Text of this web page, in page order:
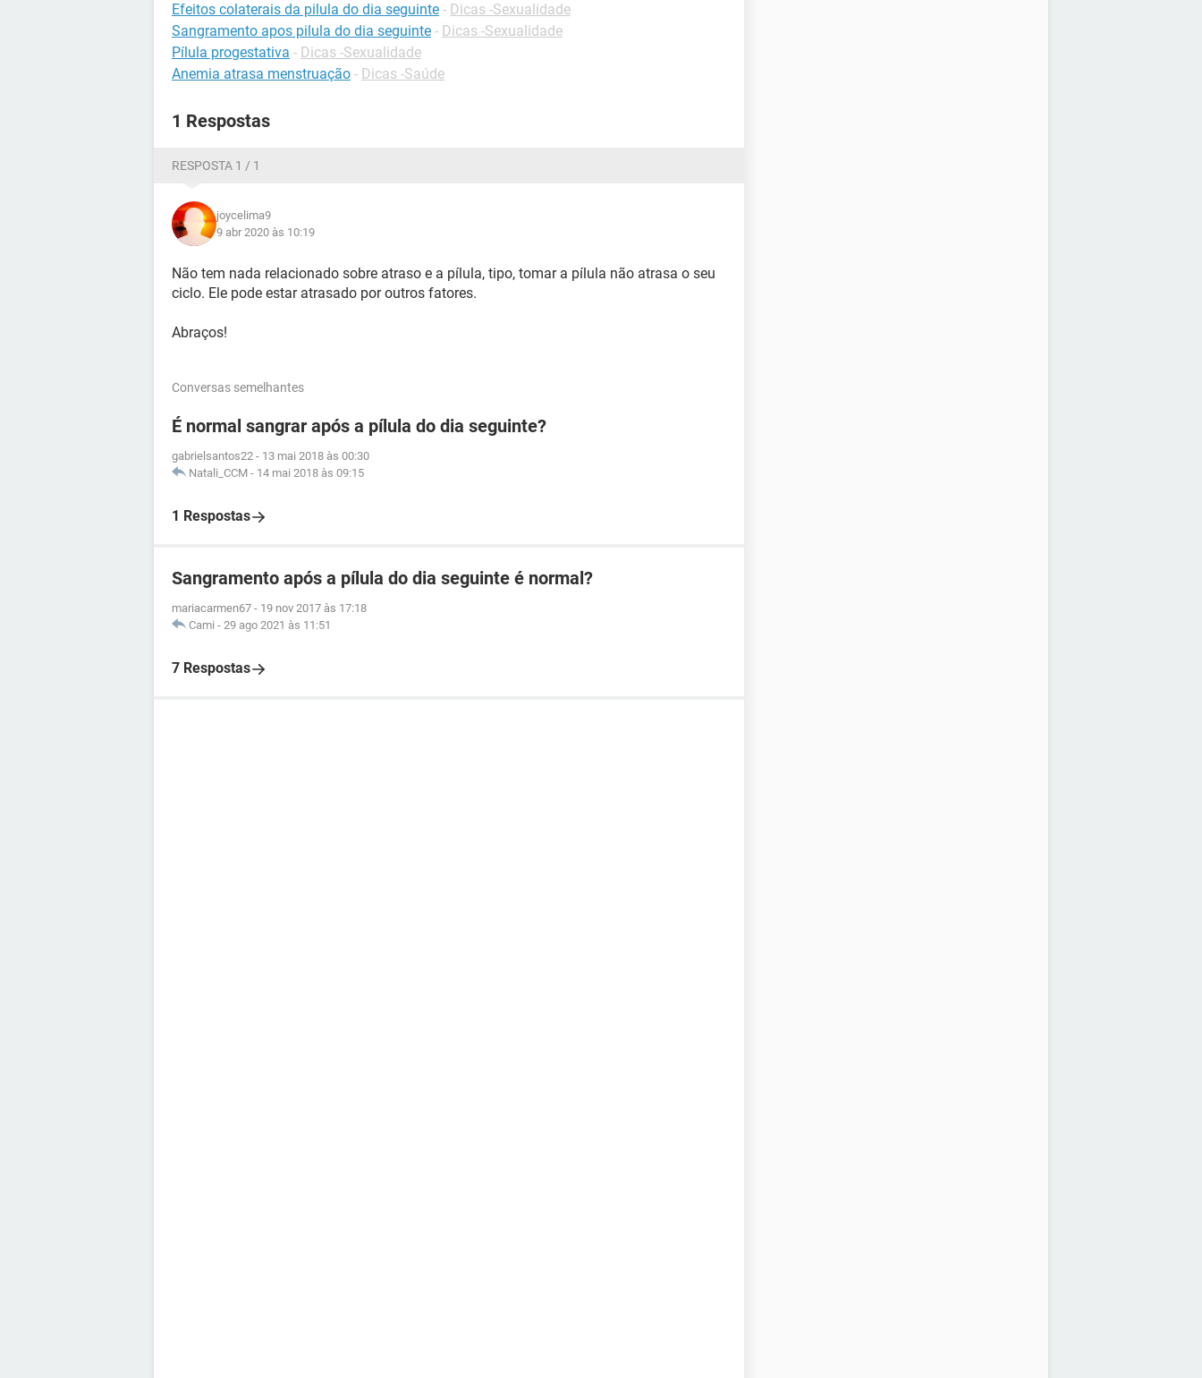
Efeitos colaterais da pilula do dia seguinte - Dicas -Sexualidade
Sangramento apos pilula do dia seguinte - Dicas -Sexualidade
Pílula progestativa - Dicas -Sexualidade
Anemia atrasa menstruação - Dicas -Saúde
1 Respostas
RESPOSTA 1 / 1
joycelima9
9 abr 2020 às 10:19
Não tem nada relacionado sobre atraso e a pílula, tipo, tomar a pílula não atrasa o seu
ciclo. Ele pode estar atrasado por outros fatores.
Abraços!
Conversas semelhantes
É normal sangrar após a pílula do dia seguinte?
gabrielsantos22 - 13 mai 2018 às 00:30
Natali_CCM - 14 mai 2018 às 09:15
1 Respostas
Sangramento após a pílula do dia seguinte é normal?
mariacarmen67 - 19 nov 2017 às 17:18
Cami - 29 ago 2021 às 11:51
7 Respostas